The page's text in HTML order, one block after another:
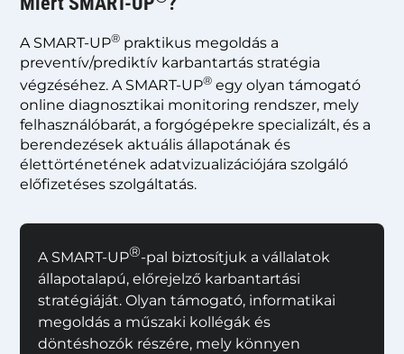
A SMART-UP® praktikus megoldás a
preventív/prediktív karbantartás stratégia
végzéséhez. A SMART-UP® egy olyan támogató
online diagnosztikai monitoring rendszer, mely
felhasználóbarát, a forgógépekre specializált, és a
berendezések aktuális állapotának és
élettörténetének adatvizualizációjára szolgáló
előfizetéses szolgáltatás.
A SMART-UP®-pal biztosítjuk a vállalatok
állapotalapú, előrejelző karbantartási
stratégiáját. Olyan támogató, informatikai
megoldás a műszaki kollégák és
döntéshozók részére, mely könnyen